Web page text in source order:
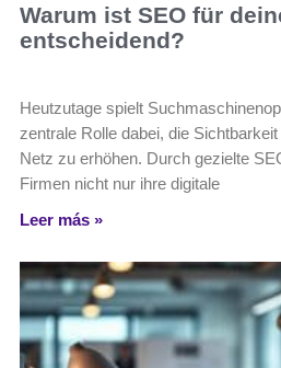
Warum ist SEO für
entscheidend?
Heutzutage spielt
zentrale Rolle dabei, die
Netz zu erhöhen. Durch gezielte
Firmen nicht nur ihre digitale
Leer más »